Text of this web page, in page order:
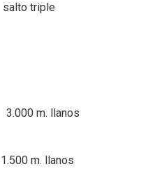
salto triple
3.000 m. llanos
m. llanos